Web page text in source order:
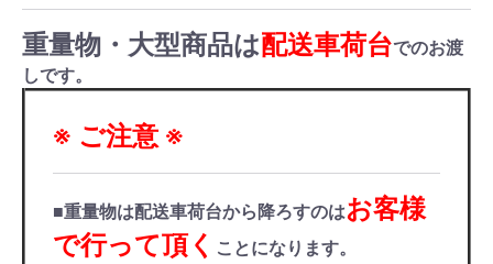
重量物・大型商品は配送車荷台でのお渡
しです。
※ ご注意 ※
■重量物は配送車荷台から降ろすのはお客様
で行って頂く ことになります。